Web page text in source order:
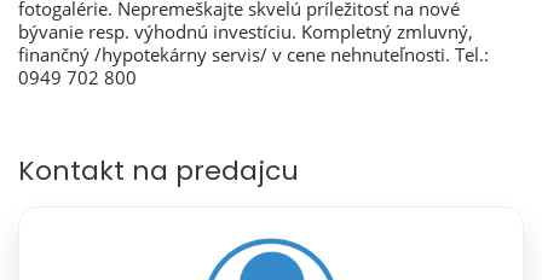
fotogalérie. Nepremeškajte skvelú príležitosť na nové
bývanie resp. výhodnú investíciu. Kompletný zmluvný,
finančný /hypotekárny servis/ v cene nehnuteľnosti. Tel.:
0949 702 800
Kontakt na predajcu